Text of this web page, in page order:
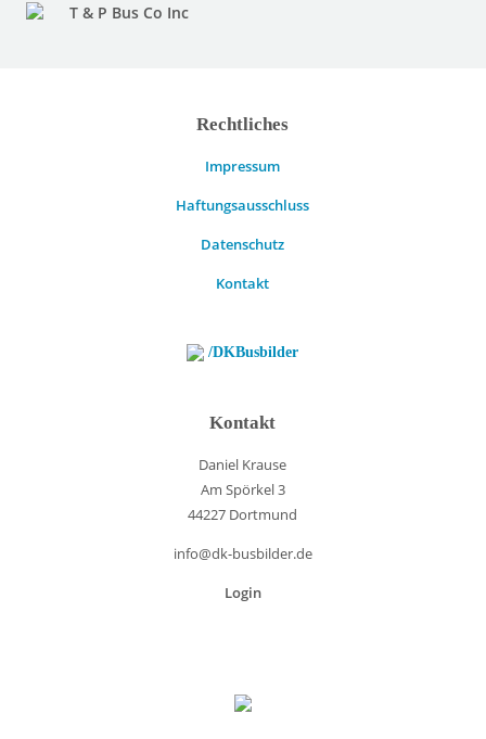
T & P Bus Co Inc
Rechtliches
Impressum
Haftungsausschluss
Datenschutz
Kontakt
/DKBusbilder
Kontakt
Daniel Krause
Am Spörkel 3
44227 Dortmund
info@dk-busbilder.de
Login